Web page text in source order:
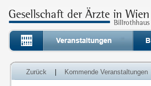
Zurück Kommende Veranstaltungen